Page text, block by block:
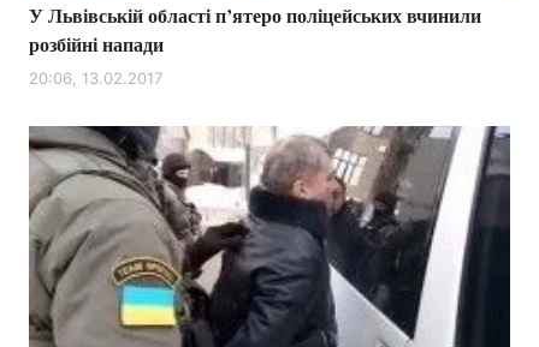
У Львівській області п’ятеро поліцейських вчинили
розбійні напади
20:06, 13.02.2017